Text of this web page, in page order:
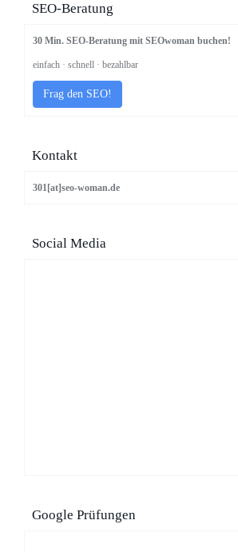
SEO-Beratung
30 Min. SEO-Beratung mit SEOwoman buchen!
einfach · schnell · bezahlbar
Frag den SEO!
Kontakt
301[at]seo-woman.de
Social Media
Google Prüfungen